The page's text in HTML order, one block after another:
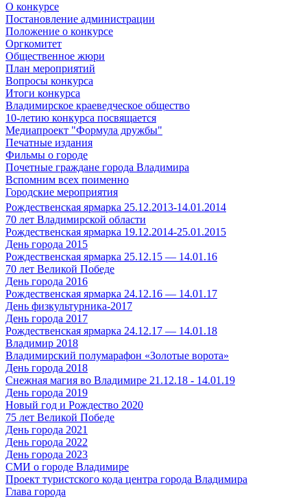
О конкурсе
Постановление администрации
Положение о конкурсе
Оргкомитет
Общественное жюри
План мероприятий
Вопросы конкурса
Итоги конкурса
Владимирское краеведческое общество
10-летию конкурса посвящается
Медиапроект "Формула дружбы"
Печатные издания
Фильмы о городе
Почетные граждане города Владимира
Вспомним всех поименно
Городские мероприятия
Рождественская ярмарка 25.12.2013-14.01.2014
70 лет Владимирской области
Рождественская ярмарка 19.12.2014-25.01.2015
День города 2015
Рождественская ярмарка 25.12.15 — 14.01.16
70 лет Великой Победе
День города 2016
Рождественская ярмарка 24.12.16 — 14.01.17
День физкультурника-2017
День города 2017
Рождественская ярмарка 24.12.17 — 14.01.18
Владимир 2018
Владимирский полумарафон «Золотые ворота»
День города 2018
Снежная магия во Владимире 21.12.18 - 14.01.19
День города 2019
Новый год и Рождество 2020
75 лет Великой Победе
День города 2021
День города 2022
День города 2023
СМИ о городе Владимире
Проект туристского кода центра города Владимира
Глава города